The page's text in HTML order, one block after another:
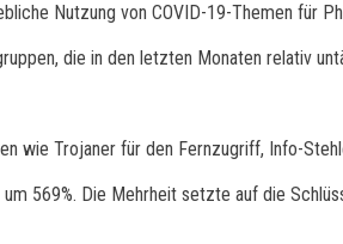
Nutzung von COVID-19-Themen für
die in den letzten Monaten relativ
wie Trojaner für den Fernzugriff, Info-
569%. Die Mehrheit setzte auf die